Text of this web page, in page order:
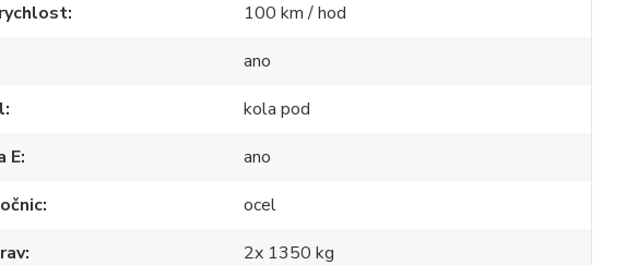
100 km / hod
ano
kola pod
E
ano
ocel
2x 1350 kg